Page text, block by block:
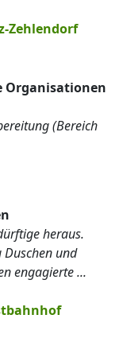
Zehlendorf
Organisationen
(Bereich
heraus.
und
engagierte ...